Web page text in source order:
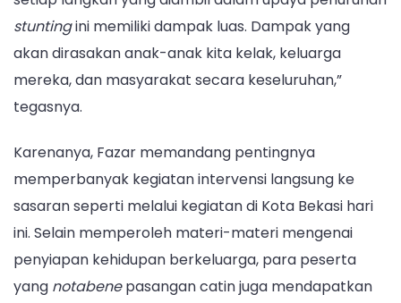
stuntingini memiliki dampak luas. Dampak yang
akan dirasakan anak-anak kita kelak, keluarga
mereka, dan masyarakat secara keseluruhan,”
tegasnya.
Karenanya, Fazar memandang pentingnya
memperbanyak kegiatan intervensi langsung ke
sasaran seperti melalui kegiatan di Kota Bekasi hari
ini. Selain memperoleh materi-materi mengenai
penyiapan kehidupan berkeluarga, para peserta
yang notabenepasangan catin juga mendapatkan